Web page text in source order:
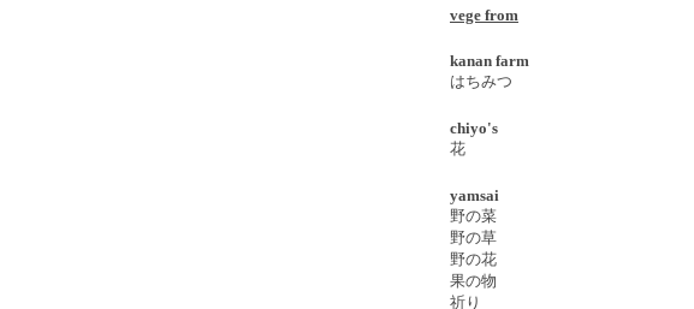
vege from
kanan farm
はちみつ
chiyo's
花
yamsai
野の菜
野の草
野の花
果の物
祈り